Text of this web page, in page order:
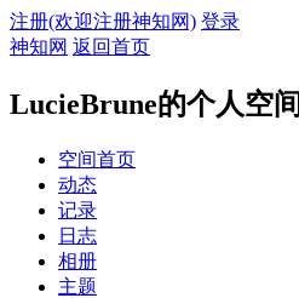
注册(欢迎注册神知网) 登录
神知网 返回首页
LucieBrune的个人空间
空间首页
动态
记录
日志
相册
主题